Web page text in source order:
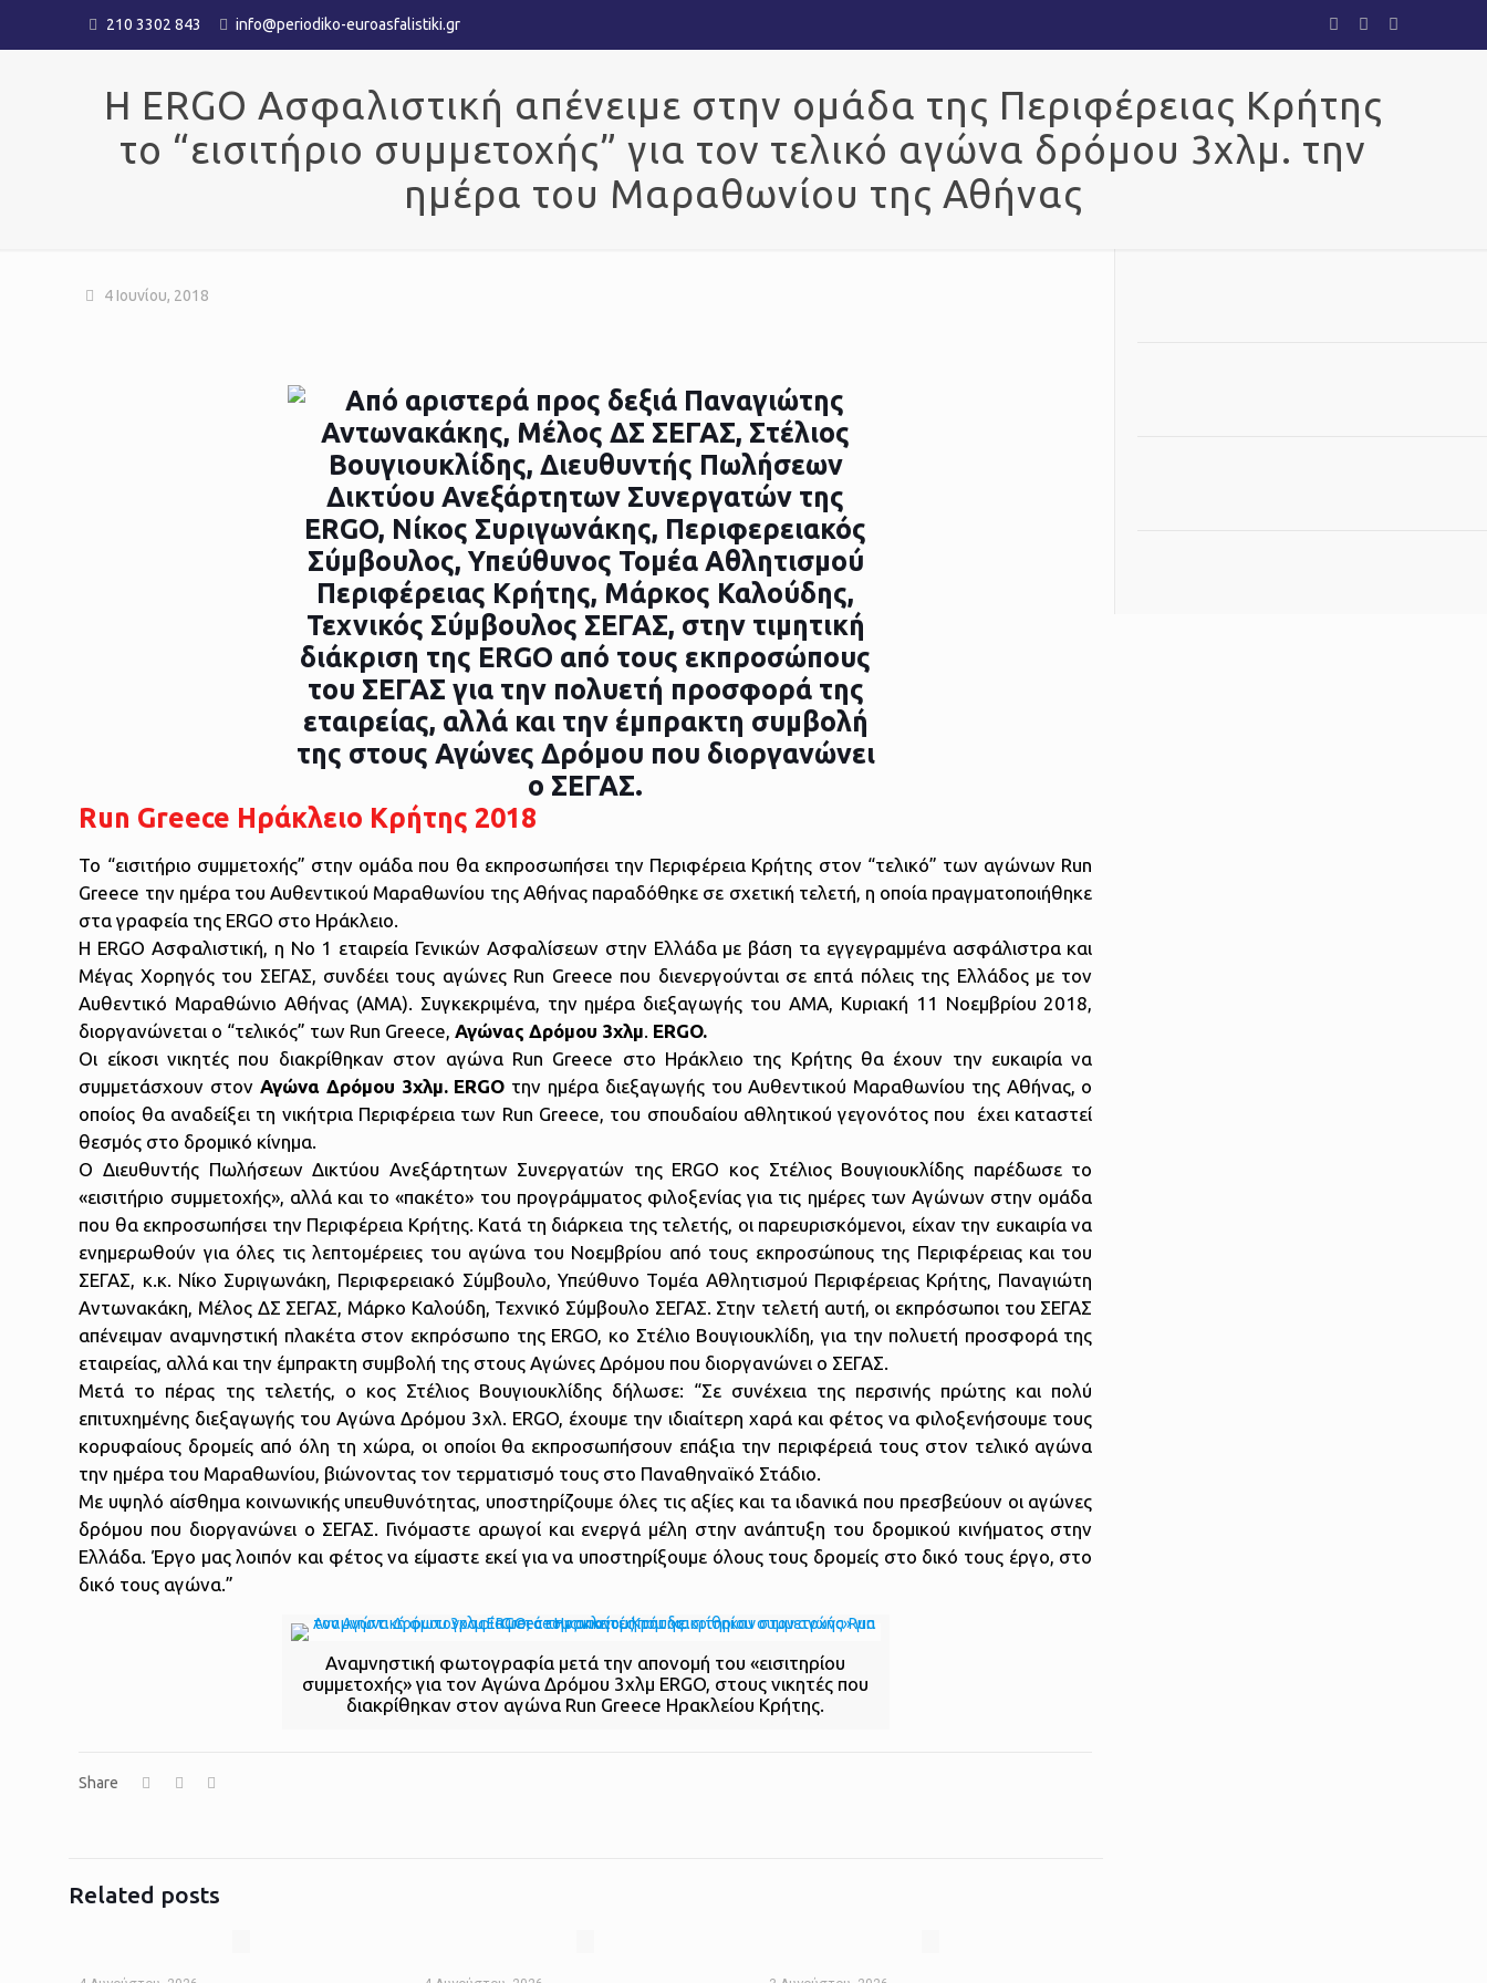
210 3302 843 info@periodiko-euroasfalistiki.gr
Η ERGO Ασφαλιστική απένειμε στην ομάδα της Περιφέρειας Κρήτης
το “εισιτήριο συμμετοχής” για τον τελικό αγώνα δρόμου 3χλμ. την
ημέρα του Μαραθωνίου της Αθήνας
4 Ιουνίου, 2018
Run Greece Ηράκλειο Κρήτης 2018
Το “εισιτήριο συμμετοχής” στην ομάδα που θα εκπροσωπήσει την Περιφέρεια Κρήτης στον “τελικό” των αγώνων Run
Greece την ημέρα του Αυθεντικού Μαραθωνίου της Αθήνας παραδόθηκε σε σχετική τελετή, η οποία πραγματοποιήθηκε
στα γραφεία της ERGO στο Ηράκλειο.
Η ERGO Ασφαλιστική, η Νο 1 εταιρεία Γενικών Ασφαλίσεων στην Ελλάδα με βάση τα εγγεγραμμένα ασφάλιστρα και
Μέγας Χορηγός του ΣΕΓΑΣ, συνδέει τους αγώνες Run Greece που διενεργούνται σε επτά πόλεις της Ελλάδος με τον
Αυθεντικό Μαραθώνιο Αθήνας (ΑΜΑ). Συγκεκριμένα, την ημέρα διεξαγωγής του ΑΜΑ, Κυριακή 11 Νοεμβρίου 2018,
διοργανώνεται ο “τελικός” των Run Greece,Αγώνας Δρόμου 3χλμ. ERGO.
Οι είκοσι νικητές που διακρίθηκαν στον αγώνα Run Greece στο Ηράκλειο της Κρήτης θα έχουν την ευκαιρία να
συμμετάσχουν στον Αγώνα Δρόμου 3χλμ. ERGO την ημέρα διεξαγωγής του Αυθεντικού Μαραθωνίου της Αθήνας, ο
οποίος θα αναδείξει τη νικήτρια Περιφέρεια των Run Greece, του σπουδαίου αθλητικού γεγονότος που έχει καταστεί
θεσμός στο δρομικό κίνημα.
Ο Διευθυντής Πωλήσεων Δικτύου Ανεξάρτητων Συνεργατών της ERGO κος Στέλιος Βουγιουκλίδης παρέδωσε το
«εισιτήριο συμμετοχής», αλλά και το «πακέτο» του προγράμματος φιλοξενίας για τις ημέρες των Αγώνων στην ομάδα
που θα εκπροσωπήσει την Περιφέρεια Κρήτης. Κατά τη διάρκεια της τελετής, οι παρευρισκόμενοι, είχαν την ευκαιρία να
ενημερωθούν για όλες τις λεπτομέρειες του αγώνα του Νοεμβρίου από τους εκπροσώπους της Περιφέρειας και του
ΣΕΓΑΣ, κ.κ. Νίκο Συριγωνάκη, Περιφερειακό Σύμβουλο, Υπεύθυνο Τομέα Αθλητισμού Περιφέρειας Κρήτης, Παναγιώτη
Αντωνακάκη, Μέλος ΔΣ ΣΕΓΑΣ, Μάρκο Καλούδη, Τεχνικό Σύμβουλο ΣΕΓΑΣ. Στην τελετή αυτή, οι εκπρόσωποι του ΣΕΓΑΣ
απένειμαν αναμνηστική πλακέτα στον εκπρόσωπο της ERGO, κο Στέλιο Βουγιουκλίδη, για την πολυετή προσφορά της
εταιρείας, αλλά και την έμπρακτη συμβολή της στους Αγώνες Δρόμου που διοργανώνει ο ΣΕΓΑΣ.
Μετά το πέρας της τελετής, ο κος Στέλιος Βουγιουκλίδης δήλωσε: “Σε συνέχεια της περσινής πρώτης και πολύ
επιτυχημένης διεξαγωγής του Αγώνα Δρόμου 3χλ. ERGO, έχουμε την ιδιαίτερη χαρά και φέτος να φιλοξενήσουμε τους
κορυφαίους δρομείς από όλη τη χώρα, οι οποίοι θα εκπροσωπήσουν επάξια την περιφέρειά τους στον τελικό αγώνα
την ημέρα του Μαραθωνίου, βιώνοντας τον τερματισμό τους στο Παναθηναϊκό Στάδιο.
Με υψηλό αίσθημα κοινωνικής υπευθυνότητας, υποστηρίζουμε όλες τις αξίες και τα ιδανικά που πρεσβεύουν οι αγώνες
δρόμου που διοργανώνει ο ΣΕΓΑΣ. Γινόμαστε αρωγοί και ενεργά μέλη στην ανάπτυξη του δρομικού κινήματος στην
Ελλάδα. Έργο μας λοιπόν και φέτος να είμαστε εκεί για να υποστηρίξουμε όλους τους δρομείς στο δικό τους έργο, στο
δικό τους αγώνα.”
Αναμνηστική φωτογραφία μετά την απονομή του «εισιτηρίου
συμμετοχής» για τον Αγώνα Δρόμου 3χλμ ERGO, στους νικητές που
διακρίθηκαν στον αγώνα Run Greece Ηρακλείου Κρήτης.
Share
Related posts